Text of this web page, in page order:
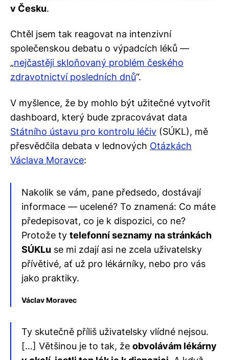
v Česku.
Chtěl jsem tak reagovat na intenzivní
společenskou debatu o výpadcích léků —
„nejčastěji skloňovaný problém českého
zdravotnictví posledních dnů“.
V myšlence, že by mohlo být užitečné vytvořit
dashboard, který bude zpracovávat data
Státního ústavu pro kontrolu léčiv (SÚKL), mě
přesvědčila debata v lednových Otázkách
Václava Moravce:
Nakolik se vám, pane předsedo, dostávají
informace — ucelené? To znamená: Co máte
předepisovat, co je k dispozici, co ne?
Protože ty telefonní seznamy na stránkách
SÚKLu se mi zdají asi ne zcela uživatelsky
přívětivé, ať už pro lékárníky, nebo pro vás
jako praktiky.
Václav Moravec
Ty skutečně příliš uživatelsky vlídné nejsou.
[…] Většinou je to tak, že obvolávám lékárny